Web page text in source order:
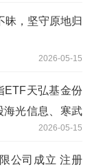
昧，坚守原地归
2026-05-15
ETF天弘基金份
海光信息、寒武
2026-05-15
公司成立 注册